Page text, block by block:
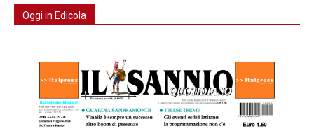
Oggi in Edicola